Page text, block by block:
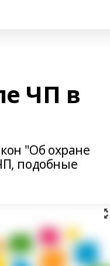
ЧП в
"Об охране
подобные